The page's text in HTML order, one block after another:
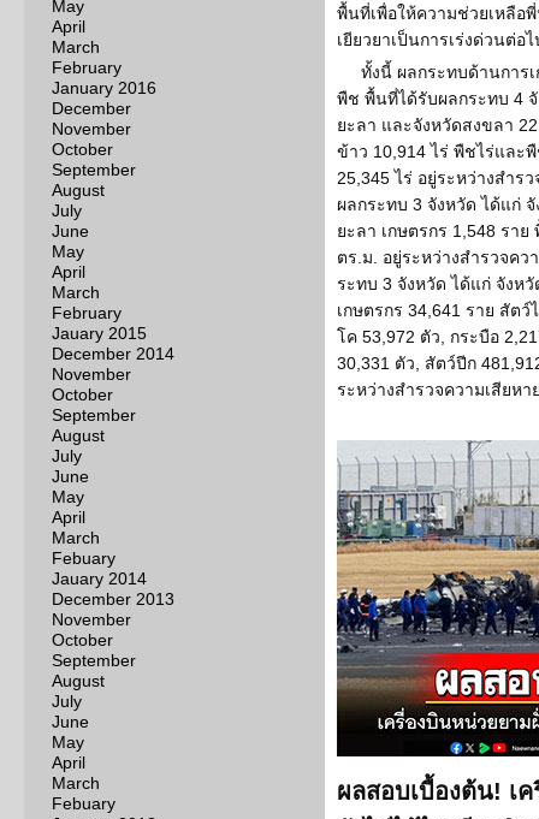
May
April
March
February
January 2016
December
November
October
September
August
July
June
May
April
March
February
Jauary 2015
December 2014
November
October
September
August
July
June
May
April
March
Febuary
Jauary 2014
December 2013
November
October
September
August
July
June
May
April
March
Febuary
พื้นที่เพื่อให้ความช่วยเหลือ
เยียวยาเป็นการเร่งด่วนต่อไ
ทั้งนี้ ผลกระทบด้านการ
พืช พื้นที่ได้รับผลกระทบ 4
ยะลา และจังหวัดสงขลา
ข้าว 10,914 ไร่ พืชไร่และ
25,345 ไร่ อยู่ระหว่างสำร
ผลกระทบ 3 จังหวัด ได้แก่
ยะลา เกษตรกร 1,548 รา
ตร.ม. อยู่ระหว่างสำรวจค
ระทบ 3 จังหวัด ได้แก่ จังห
เกษตรกร 34,641 ราย สัต
โค 53,972 ตัว, กระบือ
30,331 ตัว, สัตว์ปีก
ระหว่างสำรวจความเสียหา
ผลสอบเบื้องต้น! เ